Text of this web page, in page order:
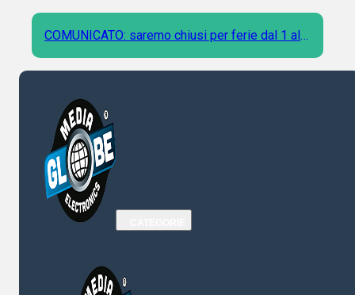
COMUNICATO: saremo chiusi per ferie dal 1 al 9
Agosto